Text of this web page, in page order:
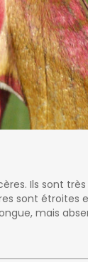
Ils sont
sont étroites
mais